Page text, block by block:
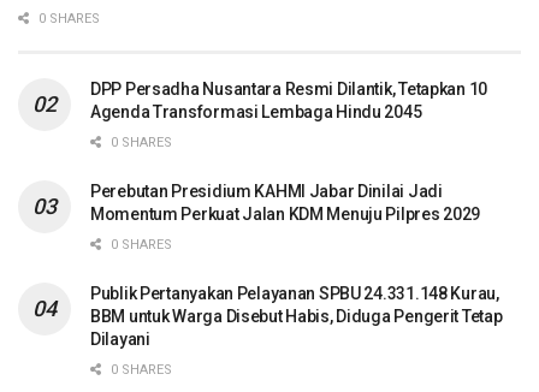
0 SHARES
DPP Persadha Nusantara Resmi Dilantik, Tetapkan 10
Agenda Transformasi Lembaga Hindu 2045
0 SHARES
Perebutan Presidium KAHMI Jabar Dinilai Jadi
Momentum Perkuat Jalan KDM Menuju Pilpres 2029
0 SHARES
Publik Pertanyakan Pelayanan SPBU 24.331.148 Kurau,
BBM untuk Warga Disebut Habis, Diduga Pengerit Tetap
Dilayani
0 SHARES